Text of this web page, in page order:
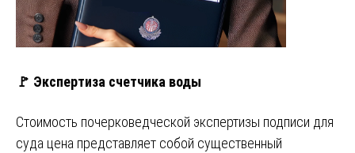
🚩 Экспертиза счетчика воды
Стоимость почерковедческой экспертизы подписи для
суда цена представляет собой существенный